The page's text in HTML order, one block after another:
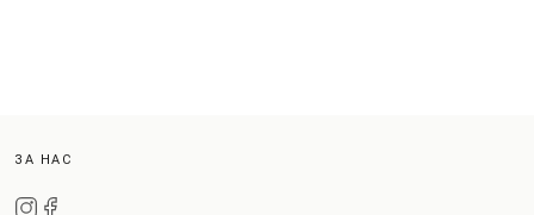
ЗА НАС